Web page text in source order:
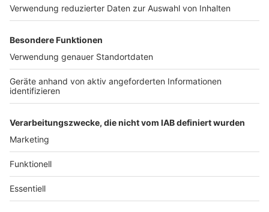
Werben
Archiv
ANTENNE BAYERN GROUP
Stiftung ANTENNE BAYERN
hilft
Teilnahmebedingungen
Grounding Page ANTENNE
BAYERN
Datenschutz­erklärung